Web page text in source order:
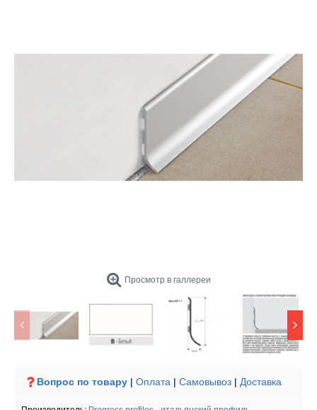
Просмотр в галлереи
Вопрос по товару | Оплата | Самовывоз | Доставка